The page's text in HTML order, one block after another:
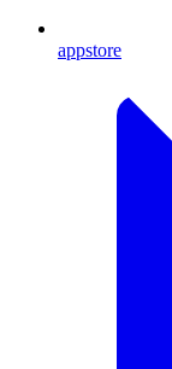
appstore